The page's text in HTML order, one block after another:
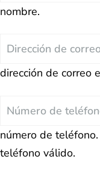
nombre.
Correo
dirección de correo
Teléfono
número de teléfono.
teléfono válido.